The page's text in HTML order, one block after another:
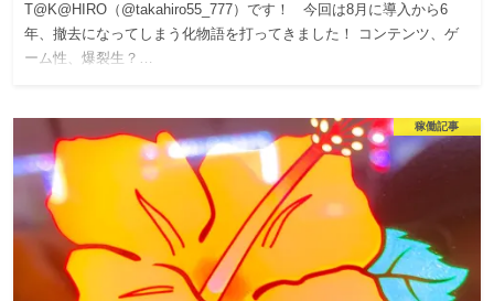
T@K@HIRO（@takahiro55_777）です！ 今回は8月に導入から6
年、撤去になってしまう化物語を打ってきました！ コンテンツ、ゲ
ーム性、爆裂生？…
稼働記事